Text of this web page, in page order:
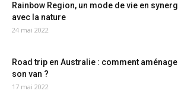
Rainbow Region, un mode de vie en
avec la nature
24 mai 2022
Road trip en Australie : comment
son van ?
17 mai 2022